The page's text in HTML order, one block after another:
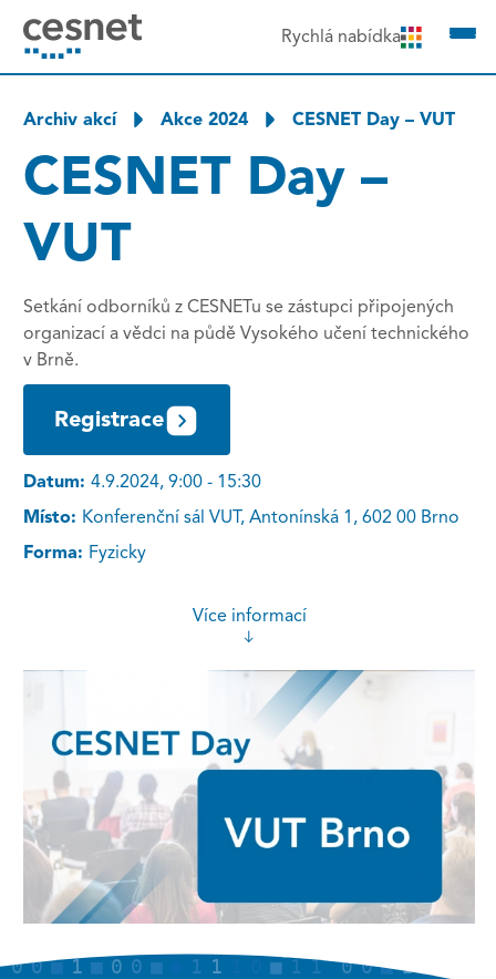
na obsah Rychlá nabídka
Archiv akcí Akce 2024 CESNET Day – VUT
CESNET Day –
VUT
Setkání odborníků z CESNETu se zástupci připojených
organizací a vědci na půdě Vysokého učení technického
v Brně.
Registrace
Datum: 4.9.2024, 9:00 - 15:30
Místo: Konferenční sál VUT, Antonínská 1, 602 00 Brno
Forma: Fyzicky
Více informací